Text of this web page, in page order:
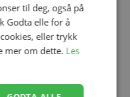
fine farger.
til deg, også på
Godta elle for å
eller trykk
mer om dette. Les